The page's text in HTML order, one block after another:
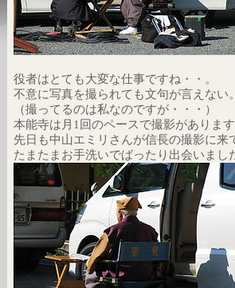
役者はとても大変な仕事ですね・・。
不意に写真を撮られても文句が言えない。
（撮ってるのは私なのですが・・・）
本能寺は月1回のペースで撮影があります
先日も中山エミリさんが信長の撮影に来
たまたまお手洗いでばったり出会いまし